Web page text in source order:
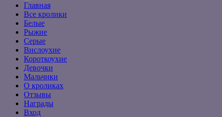
Главная
Все кролики
Белые
Рыжие
Серые
Вислоухие
Короткоухие
Девочки
Мальчики
О кроликах
Отзывы
Награды
Вход